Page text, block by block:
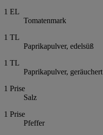
1 EL
Tomatenmark
1 TL
Paprikapulver, edelsüß
1 TL
Paprikapulver, geräuchert
1 Prise
Salz
1 Prise
Pfeffer